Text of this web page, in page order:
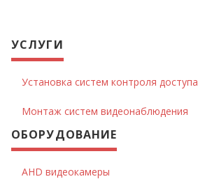
УСЛУГИ
Установка систем контроля доступа
Монтаж систем видеонаблюдения
ОБОРУДОВАНИЕ
AHD видеокамеры